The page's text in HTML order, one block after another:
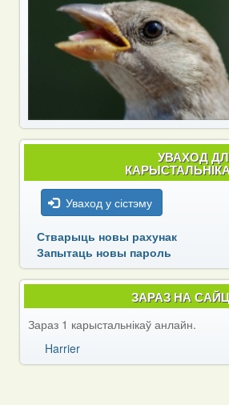
УВАХОД
Уваход у сістэму
Стварыць новы рахунак
Запытаць новы пароль
ЗАРАЗ НА
Зараз 1 карыстальнікаў анлайн.
Harrier